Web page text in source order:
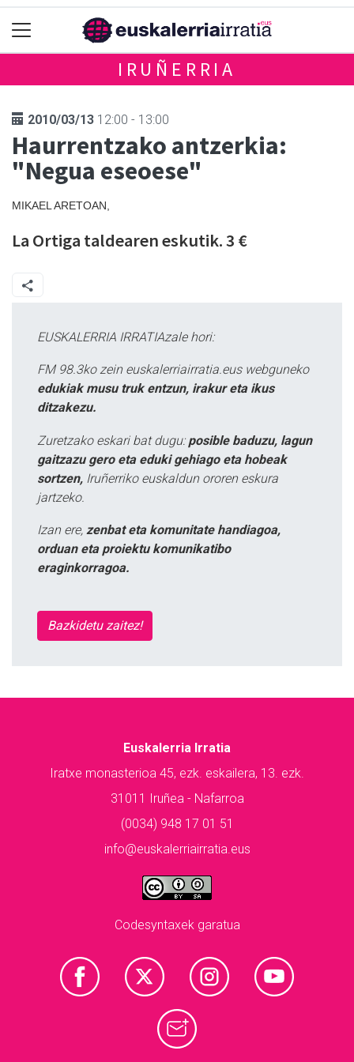
IRUÑERRIA
2010/03/13 12:00 - 13:00
Haurrentzako antzerkia:
"Negua eseoese"
MIKAEL ARETOAN,
La Ortiga taldearen eskutik. 3 €
EUSKALERRIA IRRATIAzale hori:
FM 98.3ko zein euskalerriairratia.eus webguneko
edukiak musu truk entzun, irakur eta ikus
ditzakezu.
Zuretzako eskari bat dugu: posible baduzu, lagun
gaitzazu gero eta eduki gehiago eta hobeak
sortzen, Iruñerriko euskaldun ororen eskura
jartzeko.
Izan ere, zenbat eta komunitate handiagoa,
orduan eta proiektu komunikatibo
eraginkorragoa.
Bazkidetu zaitez!
Euskalerria Irratia
Iratxe monasterioa 45, ezk. eskailera, 13. ezk.
31011 Iruñea - Nafarroa
(0034) 948 17 01 51
info@euskalerriairratia.eus
Codesyntaxek garatua